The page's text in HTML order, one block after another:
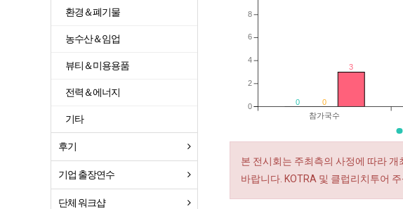
0 0
3
참가국수
0
2
4
6
8
본 전시회는 주최측의 사정에 따라
바랍니다. KOTRA 및 클럽리치투어
환경＆폐기물
농수산＆임업
뷰티＆미용용품
전력＆에너지
기타
후기
기업 출장연수
단체 워크샵